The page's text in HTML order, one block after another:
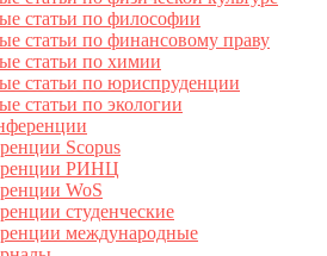
статьи по философии
статьи по финансовому праву
статьи по химии
статьи по юриспруденции
статьи по экологии
Scopus
РИНЦ
WoS
студенческие
международные